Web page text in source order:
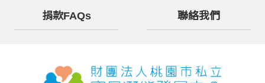
捐款FAQs 聯絡我們